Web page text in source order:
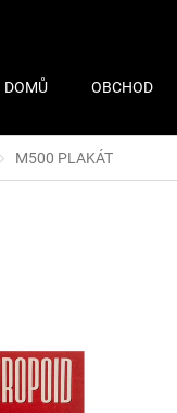
DOMŮ OBCHOD
M500 PLAKÁT